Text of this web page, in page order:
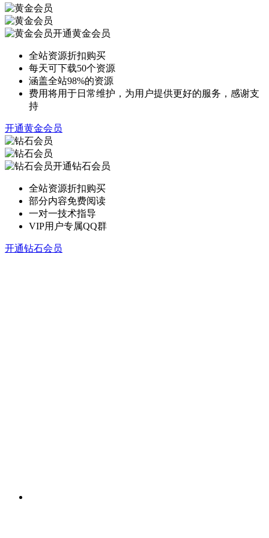
开通黄金会员
全站资源折扣购买
每天可下载50个资源
涵盖全站98%的资源
费用将用于日常维护，为用户提供更好的服务，感谢支
持
开通黄金会员
开通钻石会员
全站资源折扣购买
部分内容免费阅读
一对一技术指导
VIP用户专属QQ群
开通钻石会员